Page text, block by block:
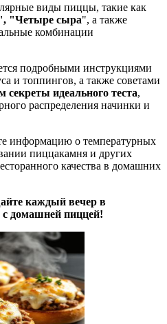
виды пиццы, такие как
"Четыре сыра", а также
комбинации
подробными инструкциями
и топпингов, а также советами
секреты идеального теста,
распределения начинки и
информацию о температурных
пиццакамня и других
качества в домашних
каждый вечер в
с домашней пиццей!